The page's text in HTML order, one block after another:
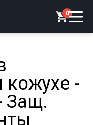
0
кожухе -
Защ.